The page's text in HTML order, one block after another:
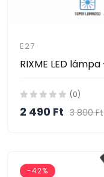
E27
(0)
2 490 Ft 3 800 Ft
-42%